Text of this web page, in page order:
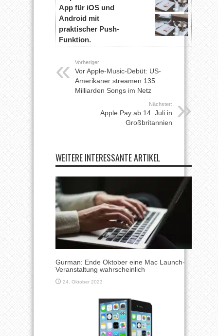
App für iOS und
Android mit
praktischer Push-
Funktion.
Vorheriger:
Vor Apple-Music-Debüt: US-
Amerikaner streamen 135
Milliarden Songs im Netz
Nächster:
Apple Pay ab 14. Juli in
Großbritannien
WEITERE INTERESSANTE ARTIKEL
Gurman: Ende Oktober eine Mac Launch-
Veranstaltung wahrscheinlich
24. Oktober 2023